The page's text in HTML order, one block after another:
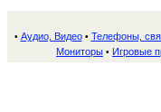
• Аудио, Видео• Телефоны,
Мониторы • Игровые